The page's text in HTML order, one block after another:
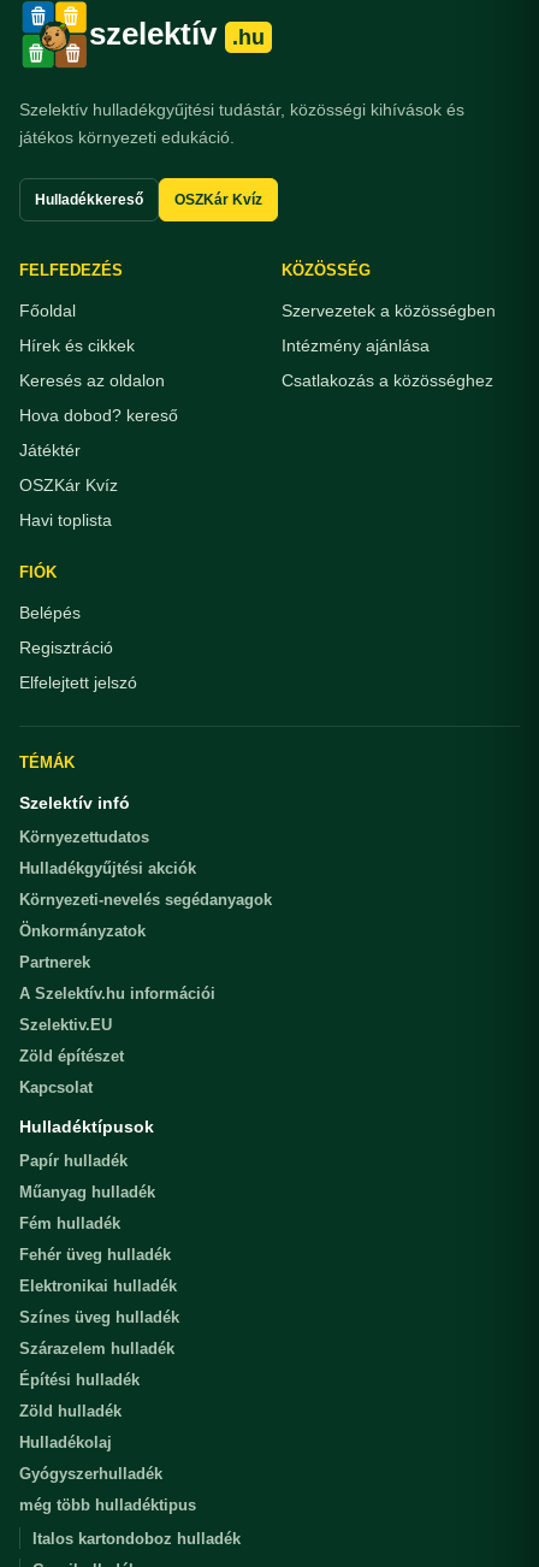
szelektív .hu
Szelektív hulladékgyűjtési tudástár, közösségi kihívások és
játékos környezeti edukáció.
Hulladékkereső OSZKár Kvíz
FELFEDEZÉS
Főoldal
Hírek és cikkek
Keresés az oldalon
Hova dobod? kereső
Játéktér
OSZKár Kvíz
Havi toplista
KÖZÖSSÉG
Szervezetek a közösségben
Intézmény ajánlása
Csatlakozás a közösséghez
FIÓK
Belépés
Regisztráció
Elfelejtett jelszó
TÉMÁK
Szelektív infó
Környezettudatos
Hulladékgyűjtési akciók
Környezeti-nevelés segédanyagok
Önkormányzatok
Partnerek
A Szelektív.hu információi
Szelektiv.EU
Zöld építészet
Kapcsolat
Hulladéktípusok
Papír hulladék
Műanyag hulladék
Fém hulladék
Fehér üveg hulladék
Elektronikai hulladék
Színes üveg hulladék
Szárazelem hulladék
Építési hulladék
Zöld hulladék
Hulladékolaj
Gyógyszerhulladék
még több hulladéktipus
Italos kartondoboz hulladék